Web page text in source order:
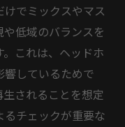
でミックスやマス
低域のバランスを
これは、ヘッドホ
しているためで
されることを想定
チェックが重要な